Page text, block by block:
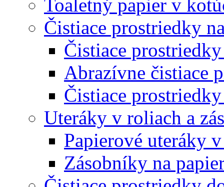
Toaletný papier v
Čistiace prostriedky
Čistiace
Abrazívne čistiace
Čistiace
Uteráky v roliach a
Papierové uteráky
Zásobníky na